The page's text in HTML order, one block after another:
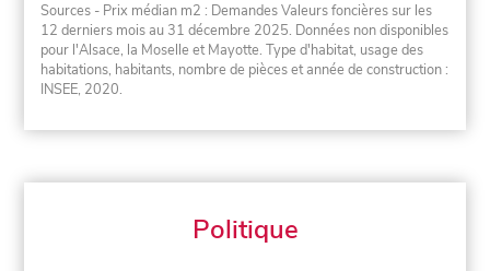
Sources - Prix médian m2 : Demandes Valeurs foncières sur les
12 derniers mois au 31 décembre 2025. Données non disponibles
pour l'Alsace, la Moselle et Mayotte. Type d'habitat, usage des
habitations, habitants, nombre de pièces et année de construction :
INSEE, 2020.
Politique